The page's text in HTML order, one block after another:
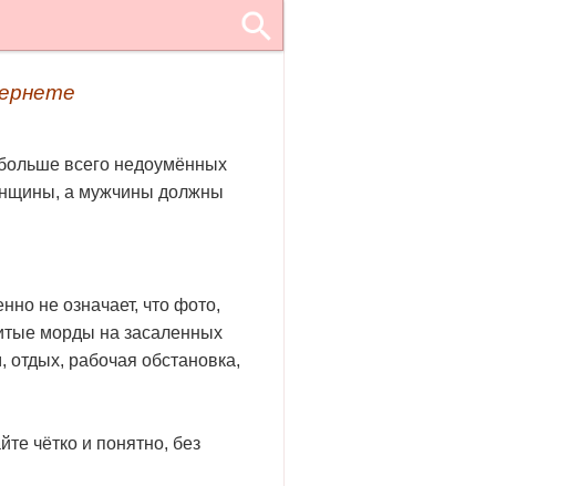
всего недоумённых
а мужчины должны
не означает, что фото,
морды на засаленных
отдых, рабочая обстановка,
чётко и понятно, без